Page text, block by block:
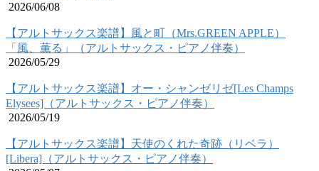
2026/06/08
【アルトサックス楽譜】風と町（Mrs.GREEN APPLE）
「風、薫る」（アルトサックス・ピアノ伴奏）
2026/05/29
【アルトサックス楽譜】オー・シャンゼリゼ[Les Champs
Elysees]（アルトサックス・ピアノ伴奏）
2026/05/19
【アルトサックス楽譜】天使のくれた奇跡（リベラ）
[Libera]（アルトサックス・ピアノ伴奏）